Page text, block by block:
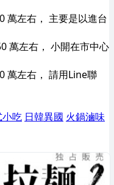
萬左右， 主要是以進台
萬左右， 小開在市中心
萬左右， 請用Line聯
吃 日韓異國 火鍋滷味